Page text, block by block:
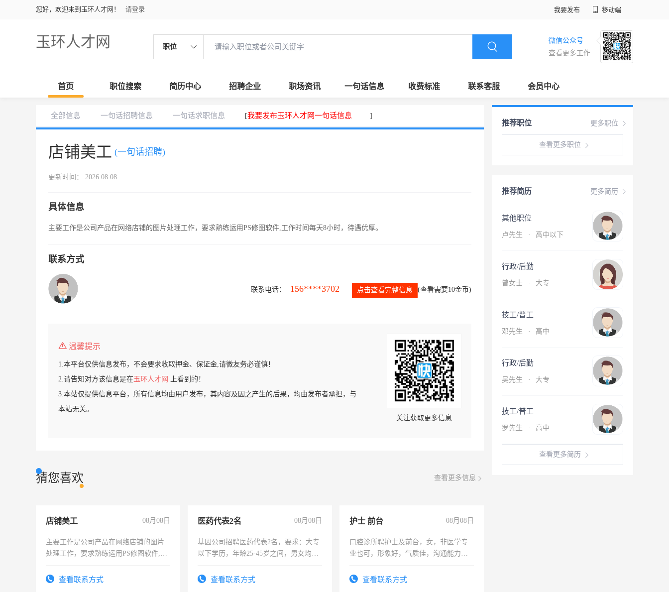
您好，欢迎来到玉环人才网！ 请登录 我要发布 移动端
玉环人才网 职位
微信公众号
查看更多工作
首页 职位搜索 简历中心 招聘企业 职场资讯 一句话信息 收费标准 联系客服 会员中心
全部信息 一句话招聘信息 一句话求职信息 [我要发布玉环人才网一句话信息 ]
店铺美工 (一句话招聘)
更新时间： 2026.08.08
具体信息
主要工作是公司产品在网络店铺的图片处理工作，要求熟练运用PS修图软件,工作时间每天8小时，待遇优厚。
联系方式
联系电话： 156****3702 点击查看完整信息 (查看需要10金币)
温馨提示
1.本平台仅供信息发布，不会要求收取押金、保证金,请微友务必谨慎！
2.请告知对方该信息是在玉环人才网
上看到的！
3.本站仅提供信息平台，所有信息均由用户发布，其内容及因之产生的后果，均由发布者承担，与
本站无关。
关注获取更多信息
猜您喜欢 查看更多信息
店铺美工 08月08日
主要工作是公司产品在网络店铺的图片
处理工作，要求熟练运用PS修图软件,工
查看联系方式
医药代表2名 08月08日
基因公司招聘医药代表2名，要求：大专
以下学历，年龄25-45岁之间，男女均
表或者有医学资质的优先，底薪+绩效，
查看联系方式
护士 前台 08月08日
口腔诊所聘护士及前台，女，非医学专
业也可，形象好，气质佳，沟通能力
查看联系方式
更多职位
推荐职位
查看更多职位
更多简历
推荐简历
其他职位
卢先生 · 高中以下
行政/后勤
曾女士 · 大专
技工/普工
邓先生 · 高中
行政/后勤
吴先生 · 大专
技工/普工
罗先生 · 高中
查看更多简历